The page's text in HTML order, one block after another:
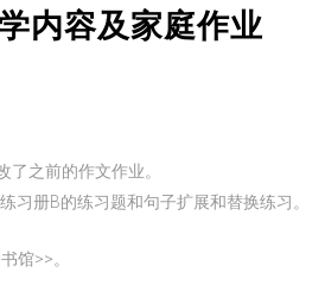
内容及家庭作业
之前的作文作业。
习册B的练习题和句子扩展和替换练习。
馆>>。